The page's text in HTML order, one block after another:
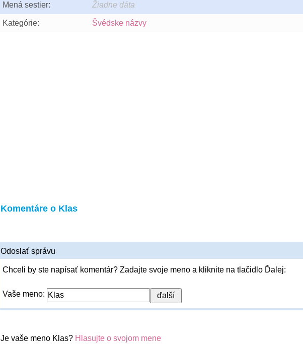
Mená sestier: Žiadne dáta
Kategórie: Švédske názvy
Komentáre o Klas
Odoslať správu
Chceli by ste napísať komentár? Zadajte svoje meno a kliknite na tlačidlo Ďalej:
Vaše meno:
Je vaše meno Klas? Hlasujte o svojom mene